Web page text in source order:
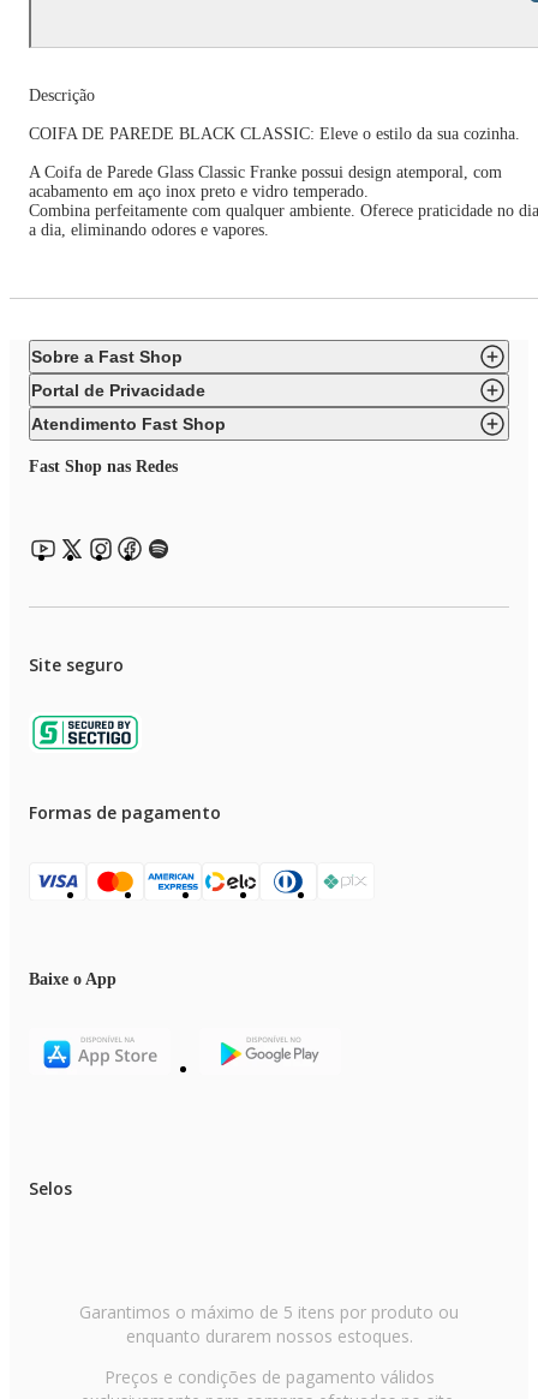
Descrição
COIFA DE PAREDE BLACK CLASSIC: Eleve o estilo da sua cozinha.
A Coifa de Parede Glass Classic Franke possui design atemporal, com
acabamento em aço inox preto e vidro temperado.
Combina perfeitamente com qualquer ambiente. Oferece praticidade no dia
a dia, eliminando odores e vapores.
Sobre a Fast Shop
Portal de Privacidade
Atendimento Fast Shop
Fast Shop nas Redes
Site seguro
Formas de pagamento
Baixe o App
Selos
Garantimos o máximo de 5 itens por produto ou
enquanto durarem nossos estoques.
Preços e condições de pagamento válidos